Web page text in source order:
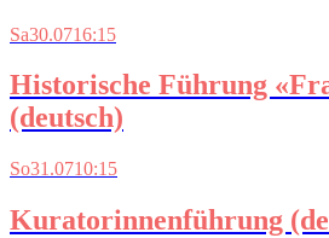
Sa30.0716:15
Historische Führung
(deutsch)
So31.0710:15
Kuratorinnenführung